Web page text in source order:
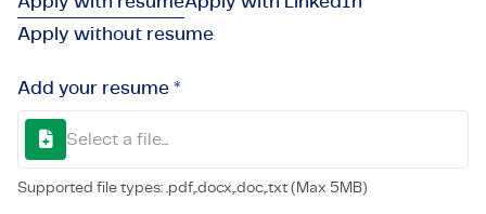
Apply without resume
Add your resume *
Select a file...
Supported file types: .pdf,.docx,.doc,.txt (Max 5MB)